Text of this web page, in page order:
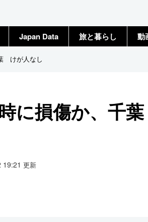
Japan Data 旅と暮らし 動
けが人なし
に損傷か、千
更新